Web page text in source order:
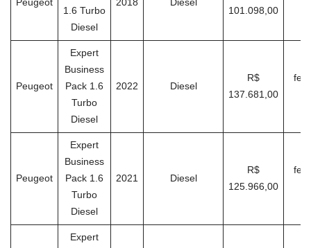
Peugeot
1.6 Turbo
Diesel
2018 Diesel
101.098,00
Peugeot
Expert
Business
Pack 1.6
Turbo
Diesel
2022 Diesel
R$
137.681,00
Peugeot
Expert
Business
Pack 1.6
Turbo
Diesel
2021 Diesel
R$
125.966,00
Expert